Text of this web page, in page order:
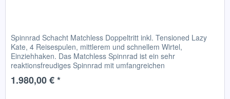
Spinnrad Schacht Matchless Doppeltritt inkl. Tensioned Lazy
Kate, 4 Reisespulen, mittlerem und schnellem Wirtel,
Einziehhaken. Das Matchless Spinnrad ist ein sehr
reaktionsfreudiges Spinnrad mit umfangreichen
1.980,00 € *